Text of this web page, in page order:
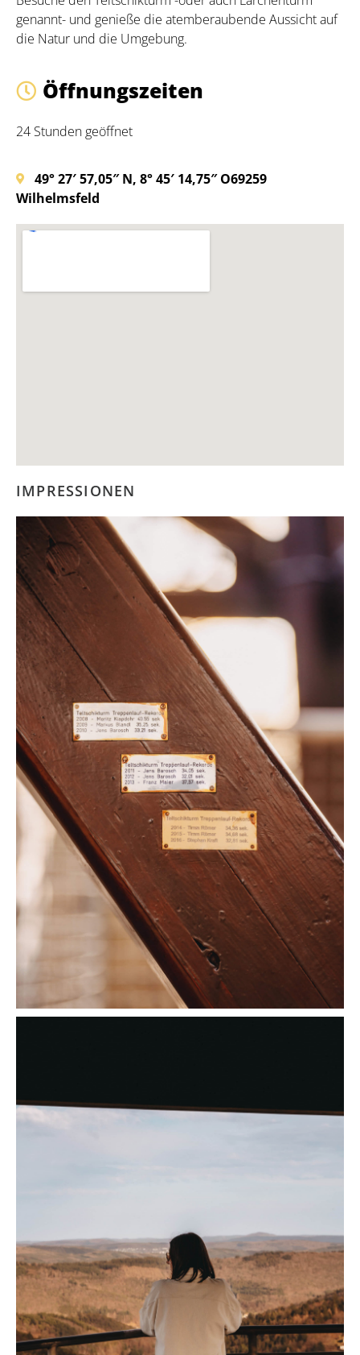
genannt- und genieße die atemberaubende Aussicht auf
die Natur und die Umgebung.
Öffnungszeiten
24 Stunden geöffnet
49° 27′ 57,05″ N, 8° 45′ 14,75″ O69259
Wilhelmsfeld
IMPRESSIONEN